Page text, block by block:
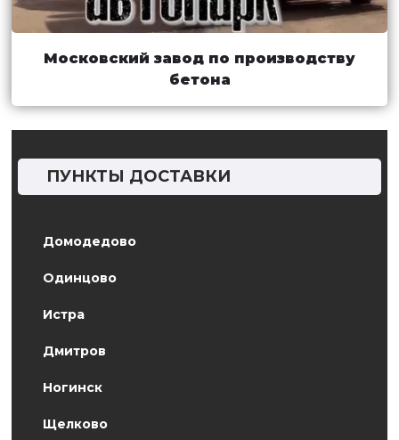
ПУНКТЫ ДОСТАВКИ
Домодедово
Одинцово
Истра
Дмитров
Ногинск
Щелково
Московский завод по производству
бетона